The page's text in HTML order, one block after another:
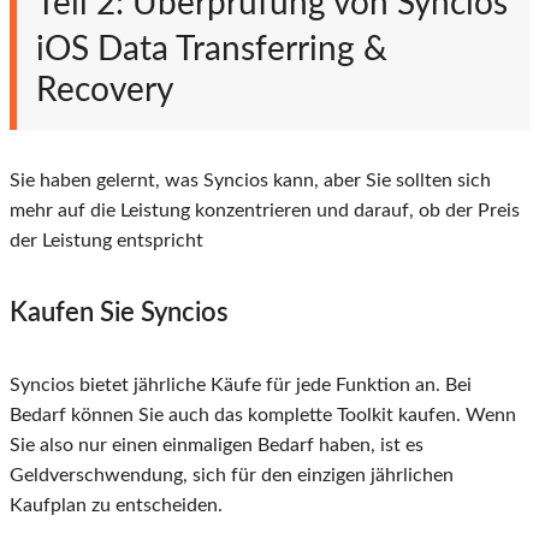
iOS Data Transferring &
Recovery
Sie haben gelernt, was Syncios kann, aber Sie sollten sich
mehr auf die Leistung konzentrieren und darauf, ob der Preis
der Leistung entspricht
Kaufen Sie Syncios
Syncios bietet jährliche Käufe für jede Funktion an. Bei
Bedarf können Sie auch das komplette Toolkit kaufen. Wenn
Sie also nur einen einmaligen Bedarf haben, ist es
Geldverschwendung, sich für den einzigen jährlichen
Kaufplan zu entscheiden.